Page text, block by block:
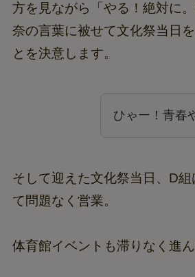
方を見ながら「やる！絶対に
奈の言葉に被せて文化祭当日
とを決意します。
ひゃー！青春
そして迎えた文化祭当日、D
て問題なく営業。
体育館イベントも滞りなく進ん